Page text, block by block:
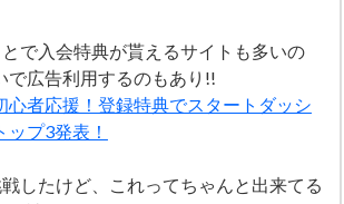
で入会特典が貰えるサイトも多いの
で広告利用するのもあり!!
心者応援！登録特典でスタートダッシ
ップ3発表！
したけど、これってちゃんと出来てる